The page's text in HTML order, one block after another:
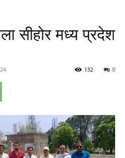
सीहोर मध्य प्रदेश
0
132